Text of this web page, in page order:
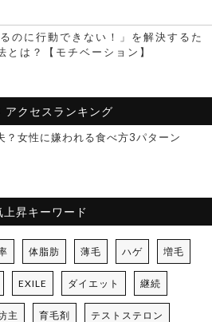
るのに行動できない！」を解決するた
とは？【モチベーション】
アクセスランキング
？女性に嫌われる食べ方3パターン
上昇キーワード
体脂肪 薄毛 ハゲ 増毛
EXILE ダイエット 継続
主 育毛剤 テストステロン